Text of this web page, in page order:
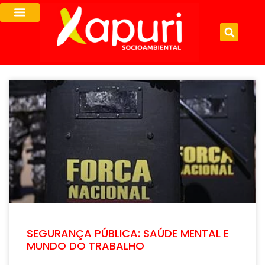
SEGURANÇA PÚBLICA: SAÚDE MENTAL E
MUNDO DO TRABALHO